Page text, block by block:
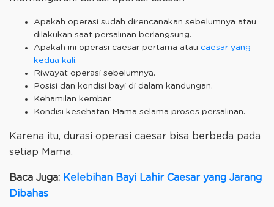
Apakah operasi sudah direncanakan sebelumnya atau
dilakukan saat persalinan berlangsung.
Apakah ini operasi caesar pertama atau caesar yang
kedua kali.
Riwayat operasi sebelumnya.
Posisi dan kondisi bayi di dalam kandungan.
Kehamilan kembar.
Kondisi kesehatan Mama selama proses persalinan.
Karena itu, durasi operasi caesar bisa berbeda pada
setiap Mama.
Baca Juga: Kelebihan Bayi Lahir Caesar yang Jarang
Dibahas